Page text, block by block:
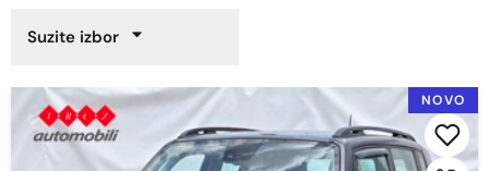
Suzite izbor
NOVO